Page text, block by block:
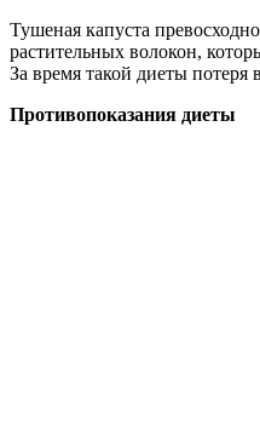
Тушеная капуста
растительных волокон,
За время такой диеты потеря
Противопоказания диеты